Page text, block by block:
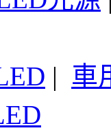
| 車